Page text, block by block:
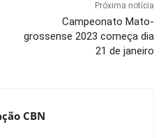
Próxima notícia
Campeonato Mato-
grossense 2023 começa dia
21 de janeiro
CBN